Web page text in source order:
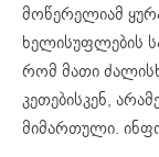
მოწერელიამ
ხელისუფლების
რომ მათი
კეთებისკენ,
მიმართული.